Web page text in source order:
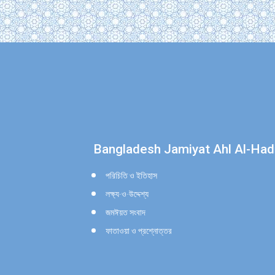
Bangladesh Jamiyat Ahl Al-
পরিচিতি ও ইতিহাস
লক্ষ্য-ও-উদ্দেশ্য
জমঈয়ত সংবাদ
ফাতাওয়া ও প্রশ্নোত্তর